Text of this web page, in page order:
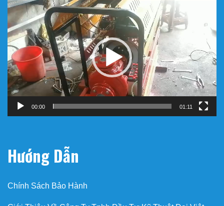
Trình
chơi
Video
00:00 01:11
Hướng Dẫn
Chính Sách Bảo Hành